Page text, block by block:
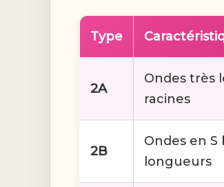
Type
2A
Ondes très
racines
2B
Ondes en
longueurs